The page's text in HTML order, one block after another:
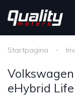
Startpagina
eHybrid Life